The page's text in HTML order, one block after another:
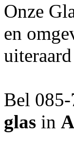
Onze
en
Bel
glas in